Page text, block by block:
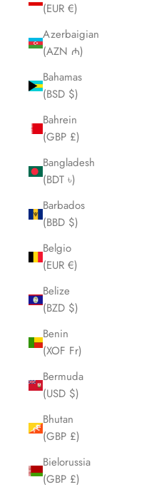
(EUR €)
Azerbaigian
(AZN ₼)
Bahamas
(BSD $)
Bahrein
(GBP £)
Bangladesh
(BDT ৳)
Barbados
(BBD $)
Belgio
(EUR €)
Belize
(BZD $)
Benin
(XOF Fr)
Bermuda
(USD $)
Bhutan
(GBP £)
Bielorussia
(GBP £)